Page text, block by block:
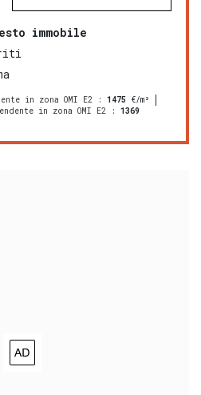
immobile
in zona OMI E2 : 1475 €/m²
in zona OMI E2 : 1369